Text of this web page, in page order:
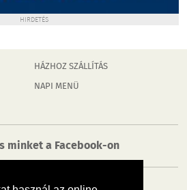
HIRDETÉS
HÁZHOZ SZÁLLÍTÁS
NAPI MENÜ
minket a Facebook-on